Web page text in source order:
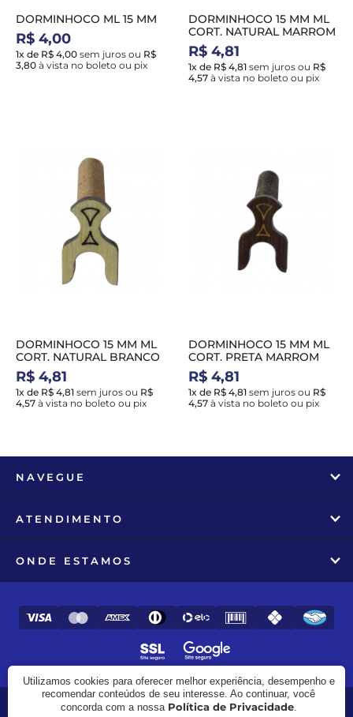
DORMINHOCO ML 15 MM
R$ 4,00
1x de R$ 4,00 sem juros ou R$
3,80 à vista no boleto ou pix
DORMINHOCO 15 MM ML
CORT. NATURAL MARROM
R$ 4,81
1x de R$ 4,81 sem juros ou R$
4,57 à vista no boleto ou pix
DORMINHOCO 15 MM ML
CORT. NATURAL BRANCO
R$ 4,81
1x de R$ 4,81 sem juros ou R$
4,57 à vista no boleto ou pix
DORMINHOCO 15 MM ML
CORT. PRETA MARROM
R$ 4,81
1x de R$ 4,81 sem juros ou R$
4,57 à vista no boleto ou pix
NAVEGUE
ATENDIMENTO
ONDE ESTAMOS
Utilizamos cookies para oferecer melhor experiência, desempenho e
recomendar conteúdos de seu interesse. Ao continuar, você
concorda com a nossa Política de Privacidade.